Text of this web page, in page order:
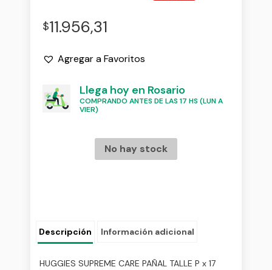
$11.956,31
Agregar a Favoritos
Llega hoy en Rosario
COMPRANDO ANTES DE LAS 17 HS (LUN A
VIER)
No hay stock
Descripción Información adicional
HUGGIES SUPREME CARE PAÑAL TALLE P x 17